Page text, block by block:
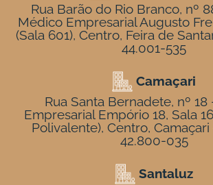
Rua Barão do Rio Branco, nº
Médico Empresarial Augusto
(Sala 601), Centro, Feira de
44.001-535
Camaçari
Rua Santa Bernadete, nº
Empresarial Empório 18, Sala
Polivalente), Centro, Camaçari
42.800-035
Santaluz